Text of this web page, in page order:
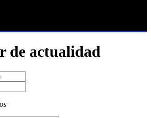
de actualidad